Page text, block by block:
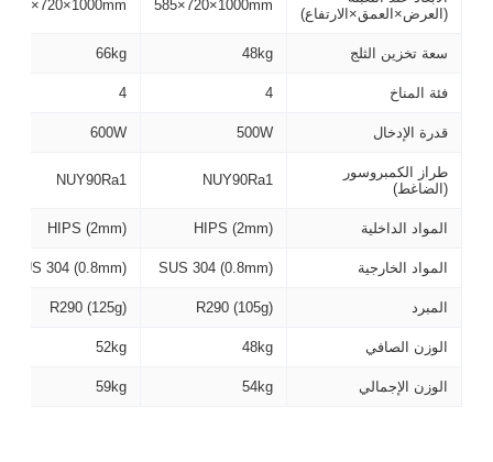
(العرض×العمق×الارتفاع)
585×720×1000mm
690×720×1000mm
سعة تخزين الثلج 48kg
66kg
فئة المناخ 4
4
قدرة الإدخال 500W
600W
طراز الكمبروسور
(الضاغط)
NUY90Ra1
NUY90Ra1
المواد الداخلية HIPS (2mm)
HIPS (2mm)
المواد الخارجية SUS 304 (0.8mm)
SUS 304 (0.8mm)
المبرد R290 (105g)
R290 (125g)
الوزن الصافي 48kg
52kg
الوزن الإجمالي 54kg
59kg